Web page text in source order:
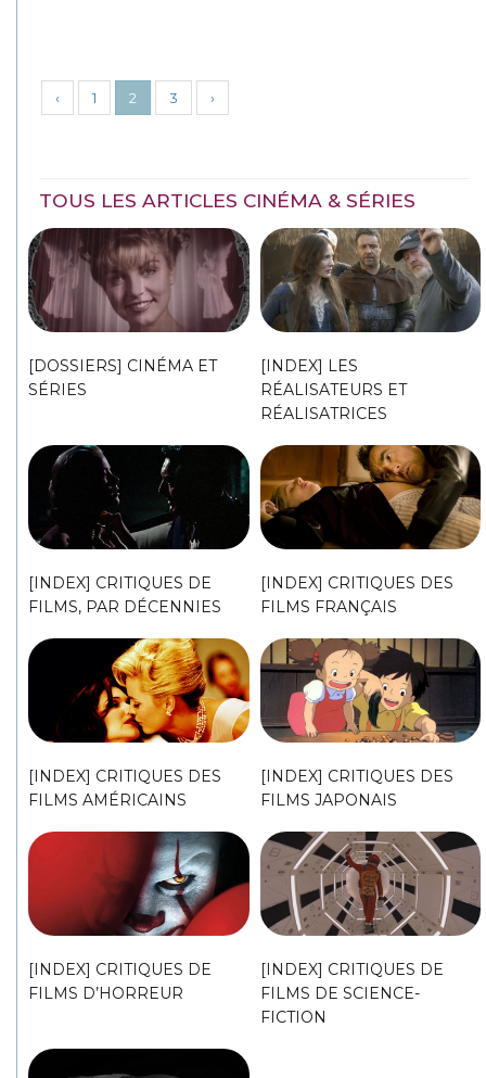
‹ 1 2 3 ›
TOUS LES ARTICLES CINÉMA & SÉRIES
[DOSSIERS] CINÉMA ET
SÉRIES
[INDEX] LES
RÉALISATEURS ET
RÉALISATRICES
[INDEX] CRITIQUES DE
FILMS, PAR DÉCENNIES
[INDEX] CRITIQUES DES
FILMS FRANÇAIS
[INDEX] CRITIQUES DES
FILMS AMÉRICAINS
[INDEX] CRITIQUES DES
FILMS JAPONAIS
[INDEX] CRITIQUES DE
FILMS D’HORREUR
[INDEX] CRITIQUES DE
FILMS DE SCIENCE-
FICTION